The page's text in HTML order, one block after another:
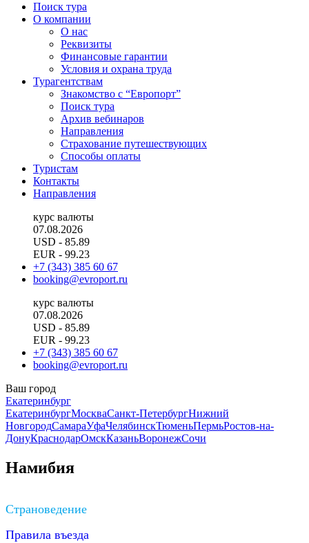
Поиск тура
О компании
О нас
Реквизиты
Финансовые гарантии
Условия и охрана труда
Турагентствам
Знакомство с “Европорт”
Поиск тура
Архив вебинаров
Направления
Страхование путешествующих
Способы оплаты
Туристам
Контакты
Направления
курс валюты
07.08.2026
USD - 85.89
EUR - 99.23
+7 (343) 385 60 67
booking@evroport.ru
курс валюты
07.08.2026
USD - 85.89
EUR - 99.23
+7 (343) 385 60 67
booking@evroport.ru
Ваш город
Екатеринбург
ЕкатеринбургМоскваСанкт-ПетербургНижний
НовгородСамараУфаЧелябинскТюменьПермьРостов-на-
ДонуКраснодарОмскКазаньВоронежСочи
Намибия
Страноведение
Правила въезда